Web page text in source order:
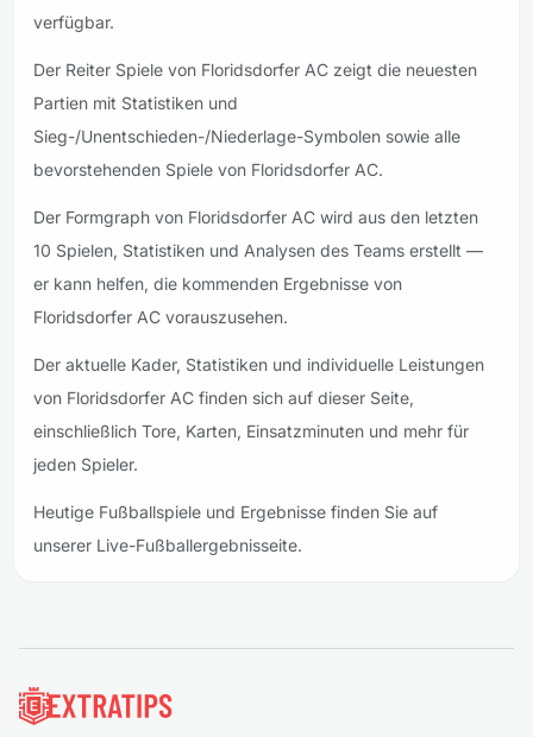
verfügbar.
Der Reiter Spiele von Floridsdorfer AC zeigt die neuesten
Partien mit Statistiken und
Sieg-/Unentschieden-/Niederlage-Symbolen sowie alle
bevorstehenden Spiele von Floridsdorfer AC.
Der Formgraph von Floridsdorfer AC wird aus den letzten
10 Spielen, Statistiken und Analysen des Teams erstellt —
er kann helfen, die kommenden Ergebnisse von
Floridsdorfer AC vorauszusehen.
Der aktuelle Kader, Statistiken und individuelle Leistungen
von Floridsdorfer AC finden sich auf dieser Seite,
einschließlich Tore, Karten, Einsatzminuten und mehr für
jeden Spieler.
Heutige Fußballspiele und Ergebnisse finden Sie auf
unserer Live-Fußballergebnisseite.